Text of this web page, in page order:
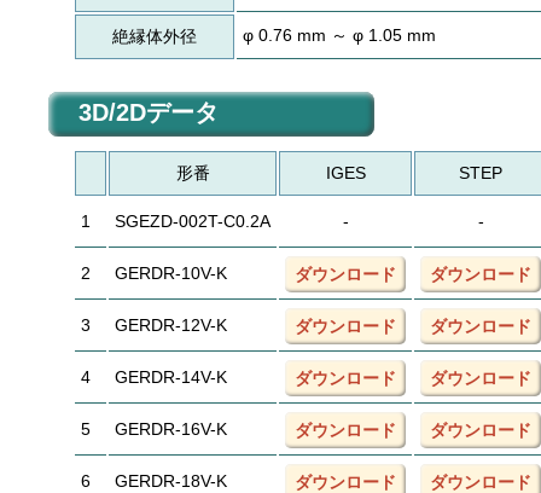
絶縁体外径 φ 0.76 mm ～ φ 1.05 mm
3D/2Dデータ
形番 IGES STEP
1 SGEZD-002T-C0.2A - -
2 GERDR-10V-K ダウンロード ダウンロード
3 GERDR-12V-K ダウンロード ダウンロード
4 GERDR-14V-K ダウンロード ダウンロード
5 GERDR-16V-K ダウンロード ダウンロード
6 GERDR-18V-K ダウンロード ダウンロード